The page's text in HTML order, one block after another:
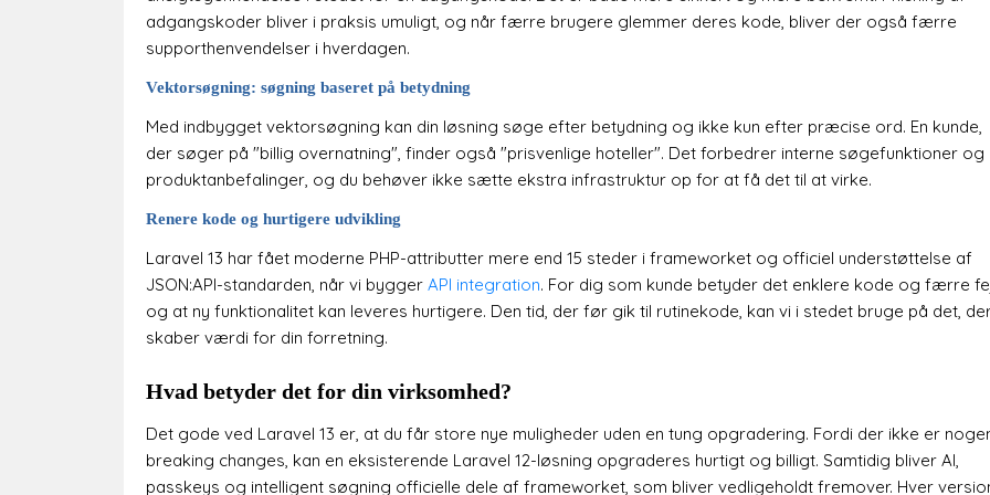
adgangskoder bliver i praksis umuligt, og når færre brugere glemmer deres kode, bliver der også færre
supporthenvendelser i hverdagen.
Vektorsøgning: søgning baseret på betydning
Med indbygget vektorsøgning kan din løsning søge efter betydning og ikke kun efter præcise ord. En kunde,
der søger på "billig overnatning", finder også "prisvenlige hoteller". Det forbedrer interne søgefunktioner og
produktanbefalinger, og du behøver ikke sætte ekstra infrastruktur op for at få det til at virke.
Renere kode og hurtigere udvikling
Laravel 13 har fået moderne PHP-attributter mere end 15 steder i frameworket og officiel understøttelse af
JSON:API-standarden, når vi bygger API integration. For dig som kunde betyder det enklere kode og færre
og at ny funktionalitet kan leveres hurtigere. Den tid, der før gik til rutinekode, kan vi i stedet bruge på det,
skaber værdi for din forretning.
Hvad betyder det for din virksomhed?
Det gode ved Laravel 13 er, at du får store nye muligheder uden en tung opgradering. Fordi der ikke er
breaking changes, kan en eksisterende Laravel 12-løsning opgraderes hurtigt og billigt. Samtidig bliver AI,
passkeys og intelligent søgning officielle dele af frameworket, som bliver vedligeholdt fremover. Hver